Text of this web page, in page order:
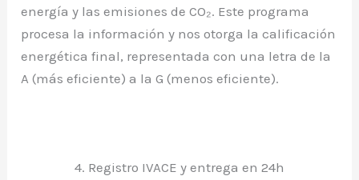
energía y las emisiones de CO₂. Este programa
procesa la información y nos otorga la calificación
energética final, representada con una letra de la
A (más eficiente) a la G (menos eficiente).
4. Registro IVACE y entrega en 24h